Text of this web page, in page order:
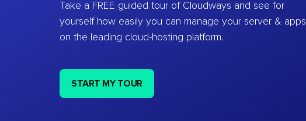
Take a FREE guided tour of Cloudways and see for
yourself how easily you can manage your server & apps
on the leading cloud-hosting platform.
START MY TOUR